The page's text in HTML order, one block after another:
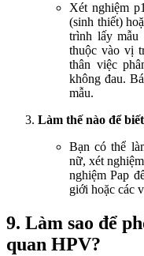
Xét nghiệm
(sinh thiết)
trình lấy mẫu
thuộc vào vị
thân việc
không đau.
mẫu.
Làm thế nào để
Bạn có thể
nữ, xét
nghiệm Pap
giới hoặc các
9. Làm sao để
quan HPV?